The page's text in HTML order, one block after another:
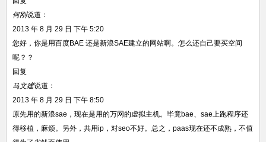
何刚说道：
2013 年 8 月 29 日 下午 5:20
您好，你是用百度BAE 还是新浪SAE建立的网站啊。怎么还自己要买空间
呢？？
回复
马文建说道：
2013 年 8 月 29 日 下午 8:50
原先用的新浪sae，现在是用的万网的虚拟主机。毕竟bae、sae上跑程序还
得移植，麻烦。另外，共用ip，对seo不好。总之，paas现在还不成熟，不值